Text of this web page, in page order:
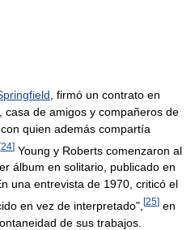
, firmó un contrato en
, casa de amigos y compañeros de
, con quien además compartía
24] Young y Roberts comenzaron al
álbum en solitario, publicado en
una entrevista de 1970, criticó el
en vez de interpretado", [25] en
de sus trabajos.